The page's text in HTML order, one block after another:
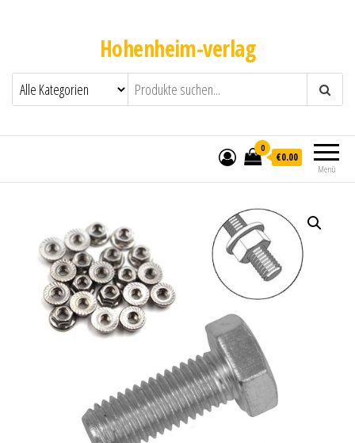
Hohenheim-verlag
Menü
0
€0.00